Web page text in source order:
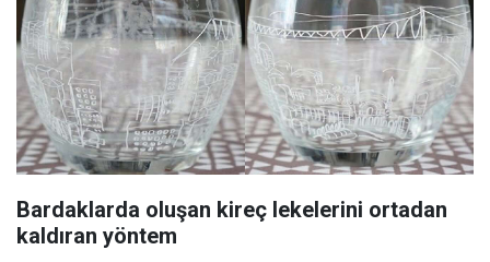
Bardaklarda oluşan kireç lekelerini ortadan
kaldıran yöntem